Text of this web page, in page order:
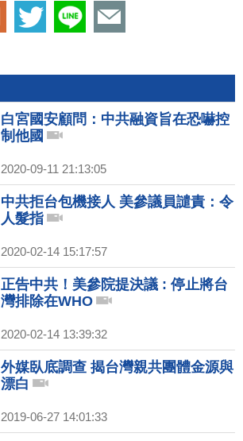
白宮國安顧問：中共融資旨在恐嚇控
制他國
2020-09-11 21:13:05
中共拒台包機接人 美參議員譴責：令
人髮指
2020-02-14 15:17:57
正告中共！美參院提決議 : 停止將台
灣排除在WHO
2020-02-14 13:39:32
外媒臥底調查 揭台灣親共團體金源與
漂白
2019-06-27 14:01:33